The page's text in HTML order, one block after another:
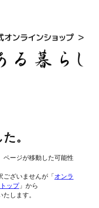
。
ページが移動した可能性
ございませんが「 オンラ
ップ」から
します。